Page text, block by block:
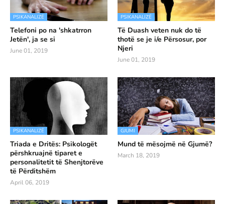
PSIKANALIZË
Telefoni po na 'shkatrron
Jetën', ja se si
June 01, 2019
PSIKANALIZË
Të Duash veten nuk do të
thotë se je i/e Përsosur, por
Njeri
June 01, 2019
PSIKANALIZË
Triada e Dritës: Psikologët
përshkruajnë tiparet e
personalitetit të Shenjtorëve
të Përditshëm
April 06, 2019
GJUMI
Mund të mësojmë në Gjumë?
March 18, 2019